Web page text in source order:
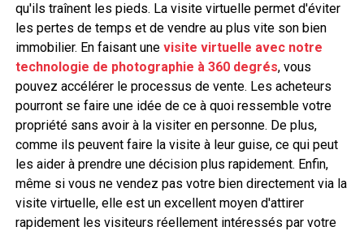
qu'ils traînent les pieds. La visite virtuelle permet d'éviter
les pertes de temps et de vendre au plus vite son bien
immobilier. En faisant une visite virtuelle avec notre
technologie de photographie à 360 degrés, vous
pouvez accélérer le processus de vente. Les acheteurs
pourront se faire une idée de ce à quoi ressemble votre
propriété sans avoir à la visiter en personne. De plus,
comme ils peuvent faire la visite à leur guise, ce qui peut
les aider à prendre une décision plus rapidement. Enfin,
même si vous ne vendez pas votre bien directement via la
visite virtuelle, elle est un excellent moyen d'attirer
rapidement les visiteurs réellement intéressés par votre